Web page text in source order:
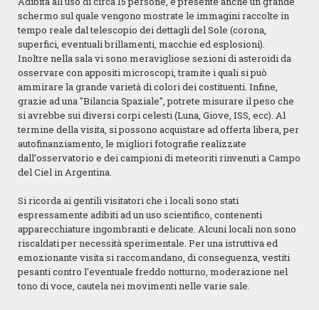
schermo sul quale vengono mostrate le immagini raccolte in
tempo reale dal telescopio dei dettagli del Sole (corona,
superfici, eventuali brillamenti, macchie ed esplosioni).
Inoltre nella sala vi sono meravigliose sezioni di asteroidi da
osservare con appositi microscopi, tramite i quali si può
ammirare la grande varietà di colori dei costituenti. Infine,
grazie ad una "Bilancia Spaziale", potrete misurare il peso che
si avrebbe sui diversi corpi celesti (Luna, Giove, ISS, ecc). Al
termine della visita, si possono acquistare ad offerta libera, per
autofinanziamento, le migliori fotografie realizzate
dall’osservatorio e dei campioni di meteoriti rinvenuti a Campo
del Ciel in Argentina.
Si ricorda ai gentili visitatori che i locali sono stati
espressamente adibiti ad un uso scientifico, contenenti
apparecchiature ingombranti e delicate. Alcuni locali non sono
riscaldati per necessità sperimentale. Per una istruttiva ed
emozionante visita si raccomandano, di conseguenza, vestiti
pesanti contro l'eventuale freddo notturno, moderazione nel
tono di voce, cautela nei movimenti nelle varie sale.